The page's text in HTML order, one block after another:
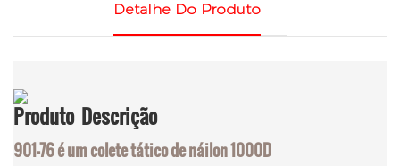
Detalhe Do Produto
Produto Descrição
901-76 é um colete tático de náilon 1000D